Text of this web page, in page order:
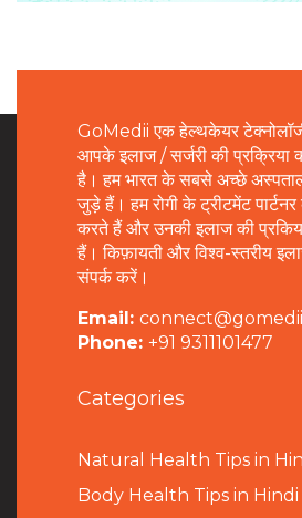
GoMedii एक हेल्थकेयर
आपके इलाज / सर्जरी की प्रक्रिया
है। हम भारत के सबसे अच्छे
जुड़े हैं। हम रोगी के ट्रीटमेंट
करते हैं और उनकी इलाज की
हैं। किफ़ायती और विश्व-स्तरीय
संपर्क करें।
Email:
Phone: +91 9311101477
Categories
Natural Health Tips in
Body Health Tips in Hindi